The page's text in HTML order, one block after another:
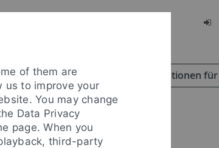
Informationen für
of them are
us to improve your
You may change
Data Privacy
page. When you
third-party